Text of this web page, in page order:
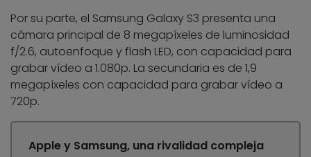
Por su parte, el Samsung Galaxy S3 presenta una
cámara principal de 8 megapíxeles de luminosidad
f/2.6, autoenfoque y flash LED, con capacidad para
grabar vídeo a 1.080p. La secundaria es de 1,9
megapíxeles con capacidad para grabar vídeo a
720p.
Apple y Samsung, una rivalidad compleja